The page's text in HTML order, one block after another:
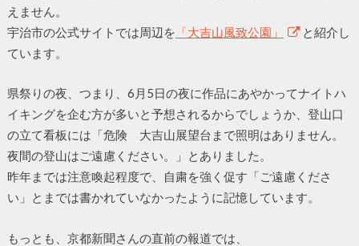
えません。
宇治市の公式サイトでは周辺を 「大吉山風致公園」
と紹介し
ています。
県祭りの夜、つまり、6月5日の夜に作品にあやかってナイトハ
イキングを企む方が多いと予想されるからでしょうか、登山口
の立て看板には「危険 大吉山展望台まで照明はありません。
夜間の登山はご遠慮ください。」とありました。
昨年までは注意喚起程度で、自粛を強く促す「ご遠慮くださ
い」とまでは書かれていなかったように記憶しています。
もっとも、京都新聞さんの直前の報道では、